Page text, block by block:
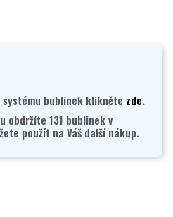
bublinek klikněte zde.
obdržíte 131 bublinek v
použít na Váš další nákup.